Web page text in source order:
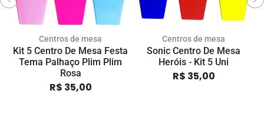
Centros de mesa
Kit 5 Centro De Mesa Festa
Tema Palhaço Plim Plim
Rosa
R$ 35,00
Centros de mesa
Sonic Centro De Mesa
Heróis - Kit 5 Uni
R$ 35,00